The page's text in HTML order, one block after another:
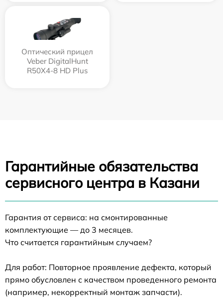
Оптический прицел
Veber DigitalHunt
R50X4-8 HD Plus
Гарантийные обязательства
сервисного центра в Казани
Гарантия от сервиса: на смонтированные
комплектующие — до 3 месяцев.
Что считается гарантийным случаем?
Для работ: Повторное проявление дефекта, который
прямо обусловлен с качеством проведенного ремонта
(например, некорректный монтаж запчасти).